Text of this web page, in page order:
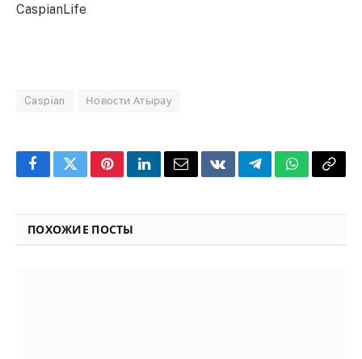
CaspianLife
Caspian Новости Атырау
FacebookTwitterPinterestLinkedInEmailVKontakteTelegramWhatsApp
Copy
ПОХОЖИЕ ПОСТЫ